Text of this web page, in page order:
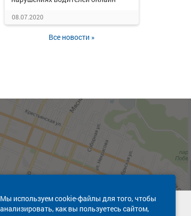
08.07.2020
Все новости »
Мы используем cookie-файлы для того, чтобы
анализировать, как вы пользуетесь сайтом,
Техническая поддержка сайта